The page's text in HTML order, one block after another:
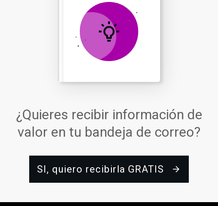
¿Quieres recibir información de
valor en tu bandeja de correo?
SI, quiero recibirla GRATIS